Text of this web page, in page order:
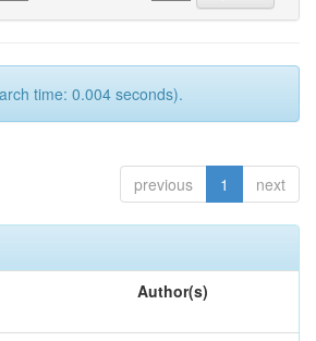
time: 0.004 seconds).
previous 1 next
Author(s)